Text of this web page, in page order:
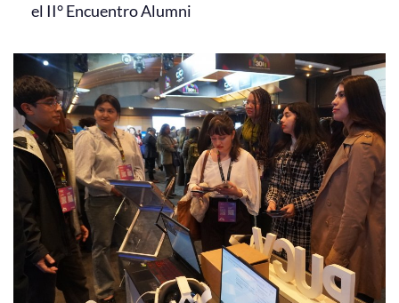
el II° Encuentro Alumni